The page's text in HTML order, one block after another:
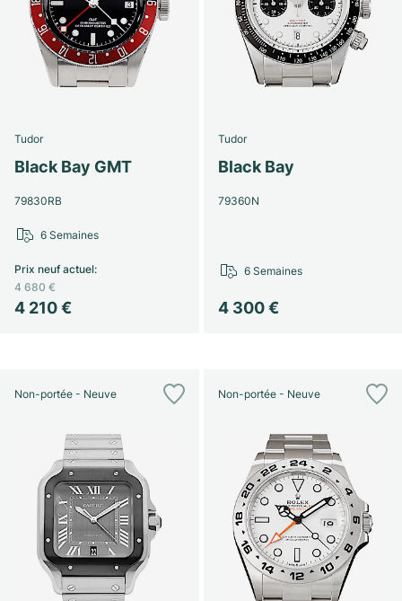
Tudor
Black Bay GMT
79830RB
4 210 €
Prix neuf actuel:
4 680 €
6 Semaines
Tudor
Black Bay
79360N
4 300 €
6 Semaines
Non-portée - Neuve Non-portée - Neuve